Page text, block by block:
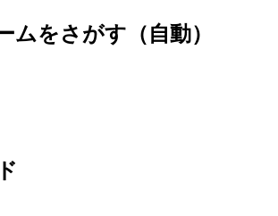
ムをさがす（自動）